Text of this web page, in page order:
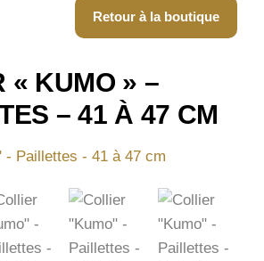
Retour à la boutique
« KUMO » –
– 41 À 47 CM